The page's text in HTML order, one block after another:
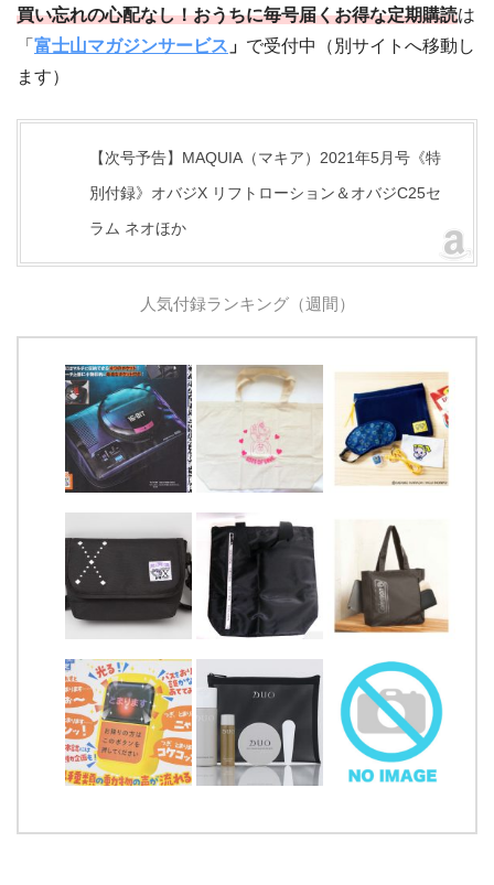
買い忘れの心配なし！おうちに毎号届くお得な定期購読は
「 富士山マガジンサービス 」 で受付中（別サイトへ移動し
ます）
【次号予告】MAQUIA（マキア）2021年5月号《特
別付録》オバジX リフトローション＆オバジC25セ
ラム ネオほか
人気付録ランキング（週間）